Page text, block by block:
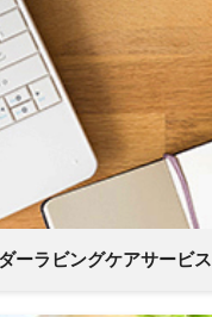
ーラビングケアサービス